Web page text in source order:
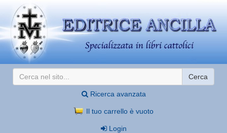
Cerca
Ricerca avanzata
Il tuo carrello è vuoto
Login